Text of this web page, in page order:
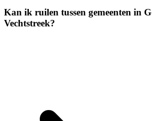
Kan ik ruilen tussen gemeenten in
Vechtstreek?